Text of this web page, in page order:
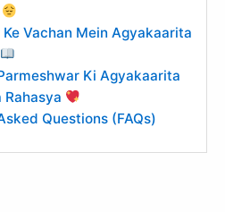
Vachan Mein Agyakaarita
Ki Agyakaarita
Rahasya
Questions (FAQs)